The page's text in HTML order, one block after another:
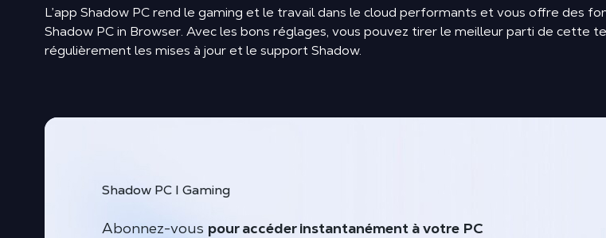
L’app Shadow PC rend le gaming et le travail dans le cloud performants et vous offre des
Shadow PC in Browser. Avec les bons réglages, vous pouvez tirer le meilleur parti de cette
régulièrement les mises à jour et le support Shadow.
Shadow PC I Gaming
Abonnez-vous pour accéder instantanément à votre PC